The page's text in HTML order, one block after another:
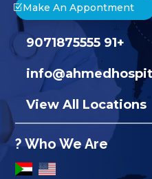
Make An Appontment
+91 9071875555
View All Locations
Who We Are ?